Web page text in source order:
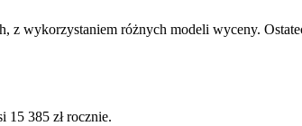
wykorzystaniem różnych modeli wyceny.
15 385 zł rocznie.